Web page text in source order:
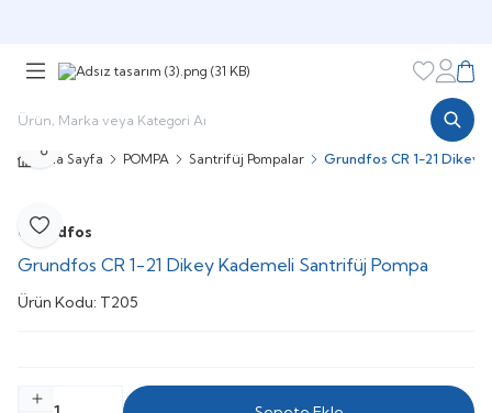
Favorilerim
Ana Sayfa POMPA Santrifüj Pompalar Grundfos CR 1-21 Dikey
Favoriye Ekle
Paylaş
Grundfos
Grundfos CR 1-21 Dikey Kademeli Santrifüj Pompa
Ürün Kodu: T205